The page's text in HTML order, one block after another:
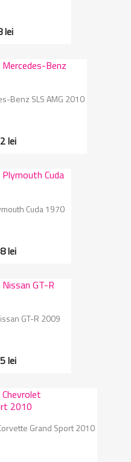
lei
Benz SLS AMG 2010
lei
Cuda 1970
lei
GT-R 2009
lei
Grand Sport 2010